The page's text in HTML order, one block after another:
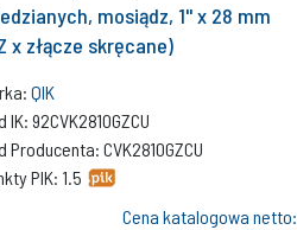
mosiądz, 1'' x 28 mm
x złącze skręcane)
QIK
IK: 92CVK2810GZCU
Producenta: CVK2810GZCU
PIK: 1.5
Cena katalogowa netto: